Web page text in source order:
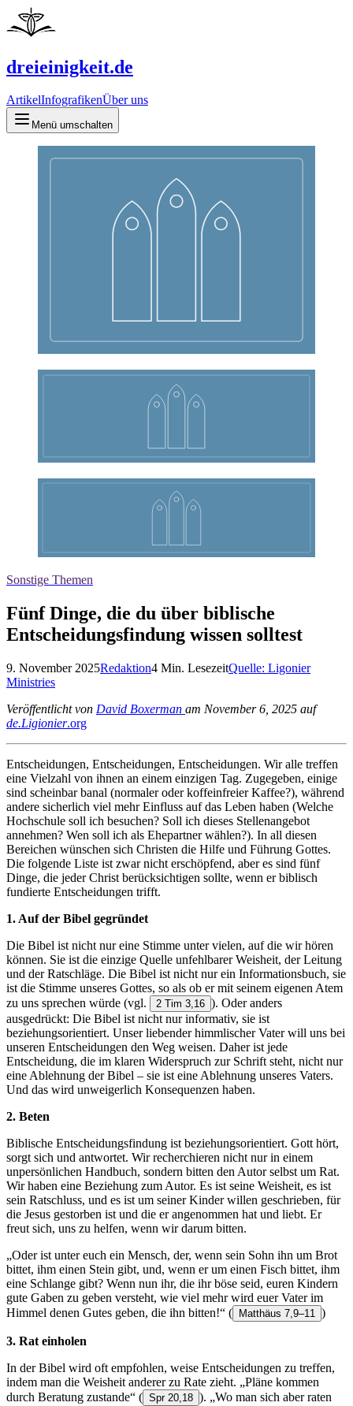
dreieinigkeit.de
ArtikelInfografikenÜber uns
Menü umschalten
Sonstige Themen
Fünf Dinge, die du über biblische
Entscheidungsfindung wissen solltest
9. November 2025Redaktion4 Min. LesezeitQuelle: Ligonier
Ministries
Veröffentlicht von David Boxerman am November 6, 2025 auf
de.Ligionier.org
Entscheidungen, Entscheidungen, Entscheidungen. Wir alle treffen
eine Vielzahl von ihnen an einem einzigen Tag. Zugegeben, einige
sind scheinbar banal (normaler oder koffeinfreier Kaffee?), während
andere sicherlich viel mehr Einfluss auf das Leben haben (Welche
Hochschule soll ich besuchen? Soll ich dieses Stellenangebot
annehmen? Wen soll ich als Ehepartner wählen?). In all diesen
Bereichen wünschen sich Christen die Hilfe und Führung Gottes.
Die folgende Liste ist zwar nicht erschöpfend, aber es sind fünf
Dinge, die jeder Christ berücksichtigen sollte, wenn er biblisch
fundierte Entscheidungen trifft.
1. Auf der Bibel gegründet
Die Bibel ist nicht nur eine Stimme unter vielen, auf die wir hören
können. Sie ist die einzige Quelle unfehlbarer Weisheit, der Leitung
und der Ratschläge. Die Bibel ist nicht nur ein Informationsbuch, sie
ist die Stimme unseres Gottes, so als ob er mit seinem eigenen Atem
zu uns sprechen würde (vgl.
2 Tim 3,16 ). Oder anders
ausgedrückt: Die Bibel ist nicht nur informativ, sie ist
beziehungsorientiert. Unser liebender himmlischer Vater will uns bei
unseren Entscheidungen den Weg weisen. Daher ist jede
Entscheidung, die im klaren Widerspruch zur Schrift steht, nicht nur
eine Ablehnung der Bibel – sie ist eine Ablehnung unseres Vaters.
Und das wird unweigerlich Konsequenzen haben.
2. Beten
Biblische Entscheidungsfindung ist beziehungsorientiert. Gott hört,
sorgt sich und antwortet. Wir recherchieren nicht nur in einem
unpersönlichen Handbuch, sondern bitten den Autor selbst um Rat.
Wir haben eine Beziehung zum Autor. Es ist seine Weisheit, es ist
sein Ratschluss, und es ist um seiner Kinder willen geschrieben, für
die Jesus gestorben ist und die er angenommen hat und liebt. Er
freut sich, uns zu helfen, wenn wir darum bitten.
„Oder ist unter euch ein Mensch, der, wenn sein Sohn ihn um Brot
bittet, ihm einen Stein gibt, und, wenn er um einen Fisch bittet, ihm
eine Schlange gibt? Wenn nun ihr, die ihr böse seid, euren Kindern
gute Gaben zu geben versteht, wie viel mehr wird euer Vater im
Himmel denen Gutes geben, die ihn bitten!“ ( Matthäus 7,9–11 )
3. Rat einholen
In der Bibel wird oft empfohlen, weise Entscheidungen zu treffen,
indem man die Weisheit anderer zu Rate zieht. „Pläne kommen
durch Beratung zustande“ ( Spr 20,18 ). „Wo man sich aber raten